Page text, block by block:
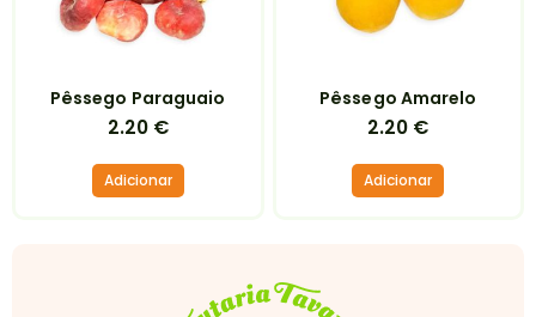
Pêssego Paraguaio
2.20 €
Adicionar
Pêssego Amarelo
2.20 €
Adicionar